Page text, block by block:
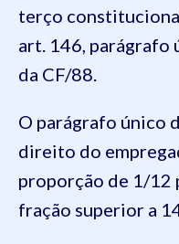
terço
art. 146, parágrafo
da CF/88.
O parágrafo único
direito do
proporção de 1/12
fração superior a